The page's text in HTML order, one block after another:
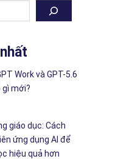
Work và GPT-5.6
gì mới?
giáo dục: Cách
ứng dụng AI để
hiệu quả hơn